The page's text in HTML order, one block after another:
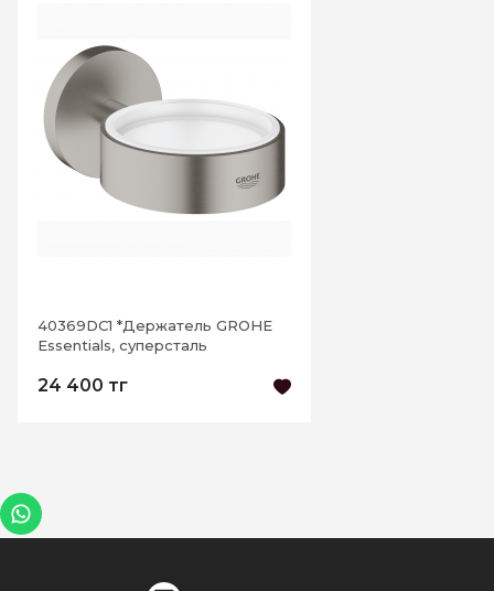
40369DC1 *Держатель GROHE
Essentials, суперсталь
24 400 тг